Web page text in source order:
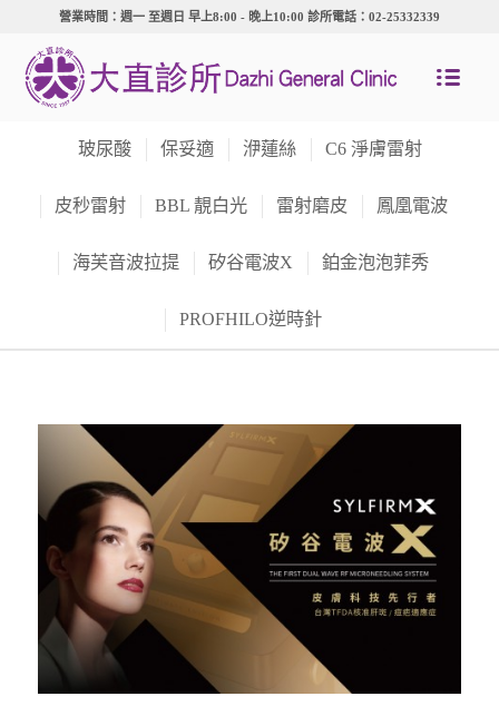
營業時間：週一 至週日 早上8:00 - 晚上10:00 診所電話：02-25332339
玻尿酸 保妥適 洢蓮絲 C6 淨膚雷射
皮秒雷射 BBL 靚白光 雷射磨皮 鳳凰電波
海芙音波拉提 矽谷電波X 鉑金泡泡菲秀
PROFHILO逆時針